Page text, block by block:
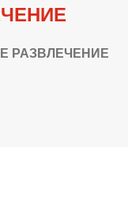
РАЗВЛЕЧЕНИЕ